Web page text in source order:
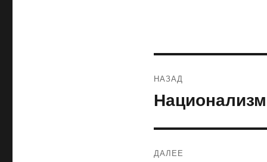
по
НАЗАД
Предыдущая
запись:
ДАЛЕЕ